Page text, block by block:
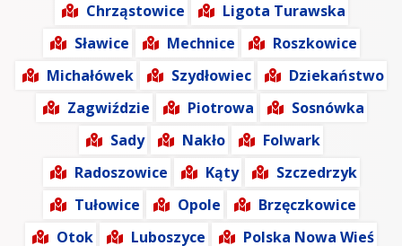
Chrząstowice
Ligota Turawska
Sławice
Mechnice
Roszkowice
Michałówek
Szydłowiec
Dziekaństwo
Zagwiździe
Piotrowa
Sosnówka
Sady
Nakło
Folwark
Radoszowice
Kąty
Szczedrzyk
Tułowice
Opole
Brzęczkowice
Otok
Luboszyce
Polska Nowa Wieś